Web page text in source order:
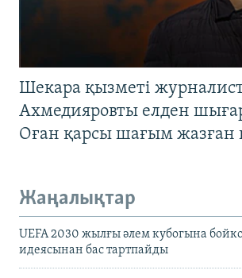
Шекара қызметі
Ахмедияровты елден
Оған қарсы шағым жазған
Жаңалықтар
UEFA 2030 жылғы әлем кубогына
идеясынан бас тартпайды